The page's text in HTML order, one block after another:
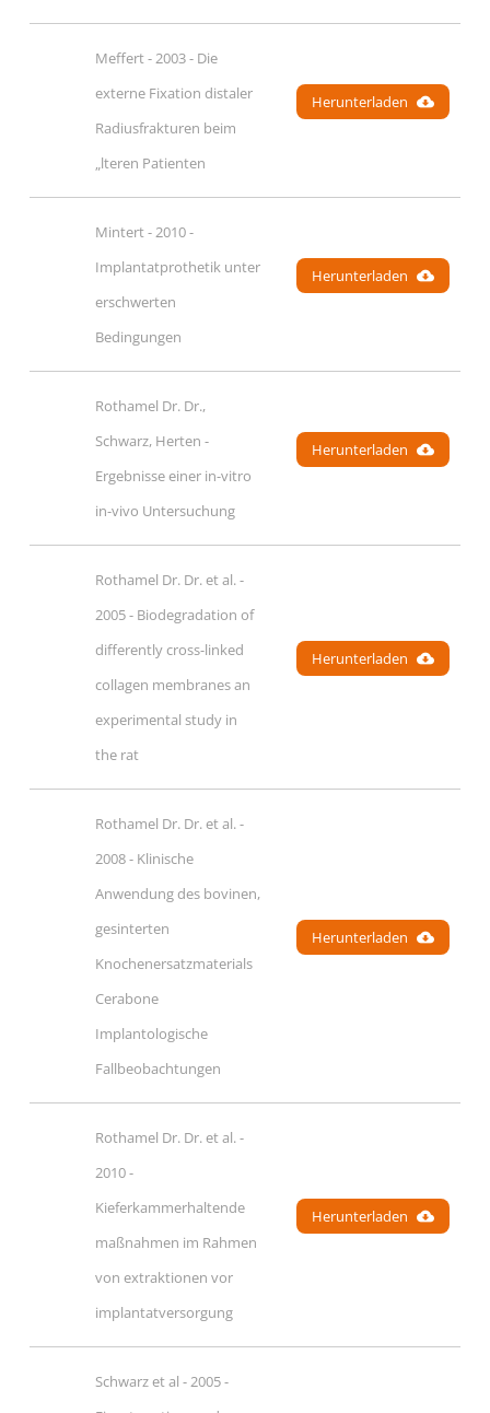
Meffert - 2003 - Die
externe Fixation distaler
Radiusfrakturen beim
„lteren Patienten
Herunterladen
Mintert - 2010 -
Implantatprothetik unter
erschwerten
Bedingungen
Herunterladen
Rothamel Dr. Dr.,
Schwarz, Herten -
Ergebnisse einer in-vitro
in-vivo Untersuchung
Herunterladen
Rothamel Dr. Dr. et al. -
2005 - Biodegradation of
differently cross-linked
collagen membranes an
experimental study in
the rat
Herunterladen
Rothamel Dr. Dr. et al. -
2008 - Klinische
Anwendung des bovinen,
gesinterten
Knochenersatzmaterials
Cerabone
Implantologische
Fallbeobachtungen
Herunterladen
Rothamel Dr. Dr. et al. -
2010 -
Kieferkammerhaltende
maßnahmen im Rahmen
von extraktionen vor
implantatversorgung
Herunterladen
Schwarz et al - 2005 -